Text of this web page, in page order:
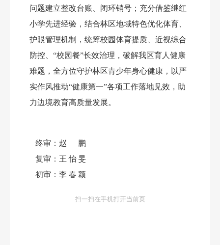
问题建立整改台账、闭环销号；充分借鉴继红
小学先进经验，结合林区地域特色优化体育、
护眼管理机制，统筹校园体育提质、近视综合
防控、 “校园餐”长效治理，破解我区育人健康
难题，全方位守护林区青少年身心健康，以严
实作风推动“健康第一”各项工作落地见效 ，助
力边境教育高质量发展。
终审： 赵鹏
复审： 王怡旻
初审： 李春颖
扫一扫在手机打开当前页